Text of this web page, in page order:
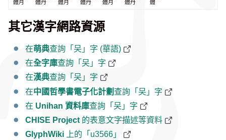
體月
體丹
體月
體丹
體月
體丹
體
其它漢字網路資源
在萌典查詢「㕦」字 (華語)
在全字庫查詢「㕦」字
在漢典查詢「㕦」字
在中國哲學書電子化計劃查詢「㕦」字
在 Unihan 資料庫查詢「㕦」字
CHISE Project 的表意文字描述等資料
GlyphWiki 上的「u3566」